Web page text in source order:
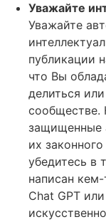
Уважайте
Уважайте
публикации
что Вы
делиться
сообществе.
защищенные
их
убедитесь в
написан
Chat GPT